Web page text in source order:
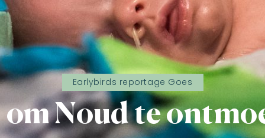
Earlybirds reportage Goes
Noud te